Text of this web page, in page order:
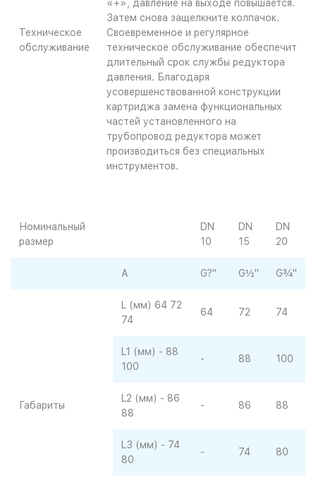
Техническое
обслуживание
«+», давление на выходе повышается.
3атем снова защелкните колпачок.
Своевременное и регулярное
техническое обслуживание обеспечит
длительный срок службы редуктора
давления. Благодаря
усовершенствованной конструкции
картриджа замена функциональных
частей установленного на
трубопровод редуктора может
производиться без специальных
инструментов.
Номинальный
размер
DN
10
DN
15
DN
20
А G?" G½" G¾"
Габариты
L (мм) 64 72
74
64 72 74
L1 (мм) - 88
100
- 88 100
L2 (мм) - 86
88
- 86 88
L3 (мм) - 74
80
- 74 80